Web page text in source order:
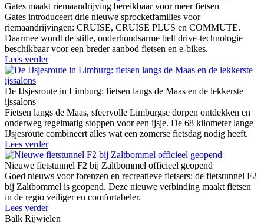
Gates maakt riemaandrijving bereikbaar voor meer fietsen
Gates introduceert drie nieuwe sprocketfamilies voor
riemaandrijvingen: CRUISE, CRUISE PLUS en COMMUTE.
Daarmee wordt de stille, onderhoudsarme belt drive-technologie
beschikbaar voor een breder aanbod fietsen en e-bikes.
Lees verder
De IJsjesroute in Limburg: fietsen langs de Maas en de lekkerste
ijssalons
Fietsen langs de Maas, sfeervolle Limburgse dorpen ontdekken en
onderweg regelmatig stoppen voor een ijsje. De 68 kilometer lange
IJsjesroute combineert alles wat een zomerse fietsdag nodig heeft.
Lees verder
Nieuwe fietstunnel F2 bij Zaltbommel officieel geopend
Goed nieuws voor forenzen en recreatieve fietsers: de fietstunnel F2
bij Zaltbommel is geopend. Deze nieuwe verbinding maakt fietsen
in de regio veiliger en comfortabeler.
Lees verder
Balk Rijwielen